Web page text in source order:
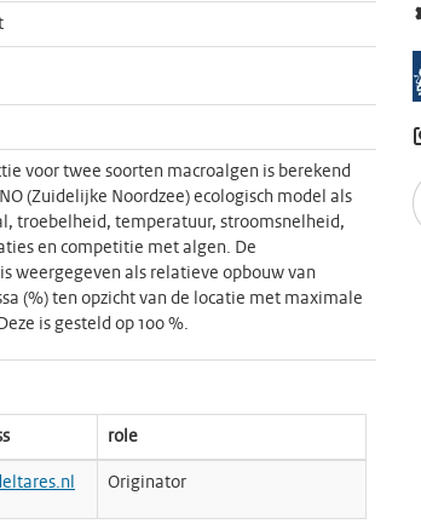
voor twee soorten macroalgen is berekend
(Zuidelijke Noordzee) ecologisch model als
troebelheid, temperatuur, stroomsnelheid,
en competitie met algen. De
weergegeven als relatieve opbouw van
(%) ten opzicht van de locatie met maximale
is gesteld op 100 %.
role
Originator